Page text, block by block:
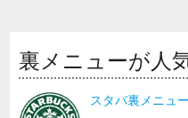
裏メニューが人
スタバ裏メニュー